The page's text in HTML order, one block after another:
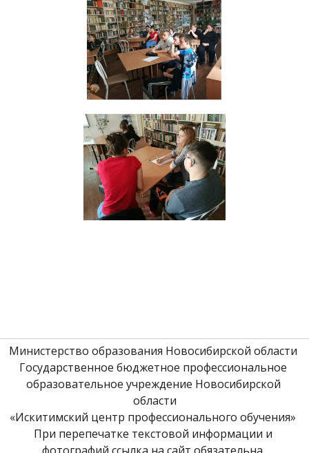
Министерство образования Новосибирской области
Государственное бюджетное профессиональное
образовательное учреждение Новосибирской
области
«Искитимский центр профессионального обучения»
При перепечатке текстовой информации и